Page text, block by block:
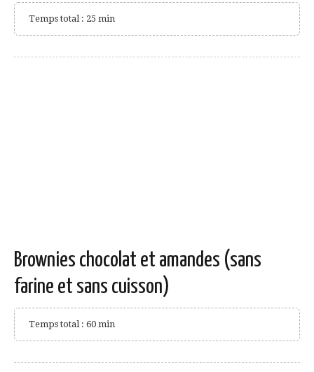
Temps total : 25 min
Brownies chocolat et amandes (sans
farine et sans cuisson)
Temps total : 60 min